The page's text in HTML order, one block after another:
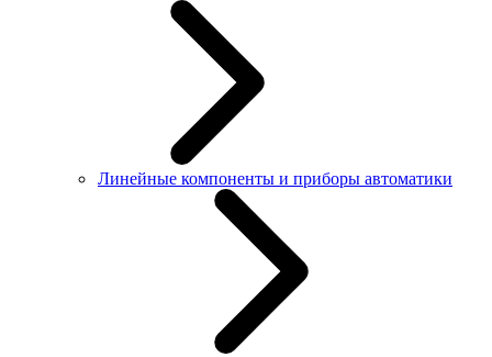
Линейные компоненты и приборы автоматики